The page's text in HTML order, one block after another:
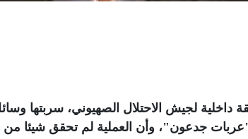
داخلية لجيش الاحتلال الصهيوني، سربتها
جدعون"، وأن العملية لم تحقق شيئا من